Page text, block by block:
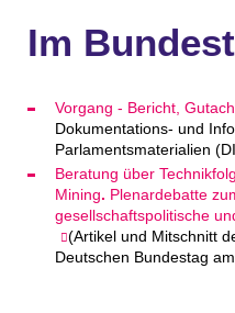
Im
Vorgang - Bericht,
Dokumentations- und
Parlamentsmaterialien
Beratung über
Mining. Plenardebatte
gesellschaftspolitische
(Artikel und Mitschnitt
Deutschen Bundestag